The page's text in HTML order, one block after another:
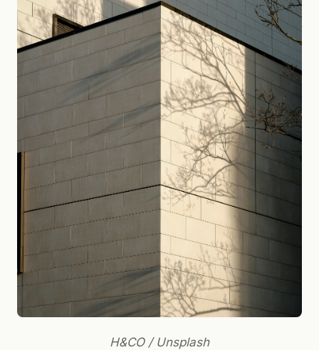
H&CO / Unsplash